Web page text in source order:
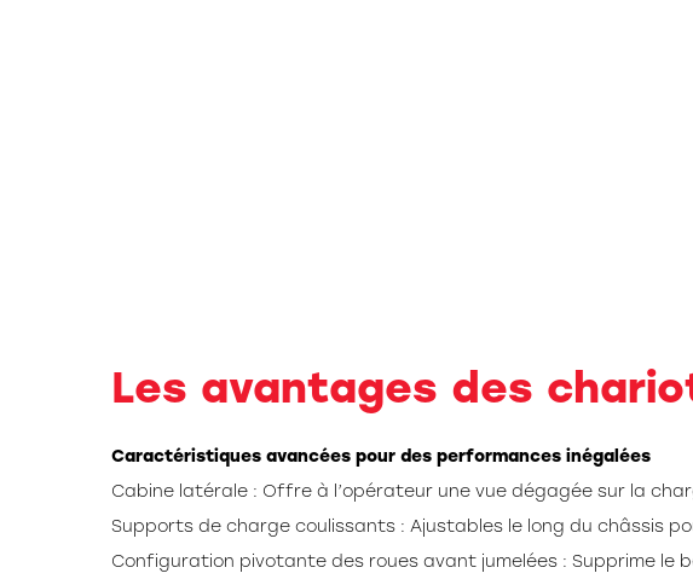
Les avantages des
Caractéristiques avancées pour des performances inégalées
Cabine latérale : Offre à l’opérateur une vue dégagée sur la
Supports de charge coulissants : Ajustables le long du châssis
Configuration pivotante des roues avant jumelées : Supprime